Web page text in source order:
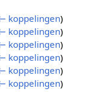
koppelingen)
koppelingen)
koppelingen)
koppelingen)
koppelingen)
koppelingen)